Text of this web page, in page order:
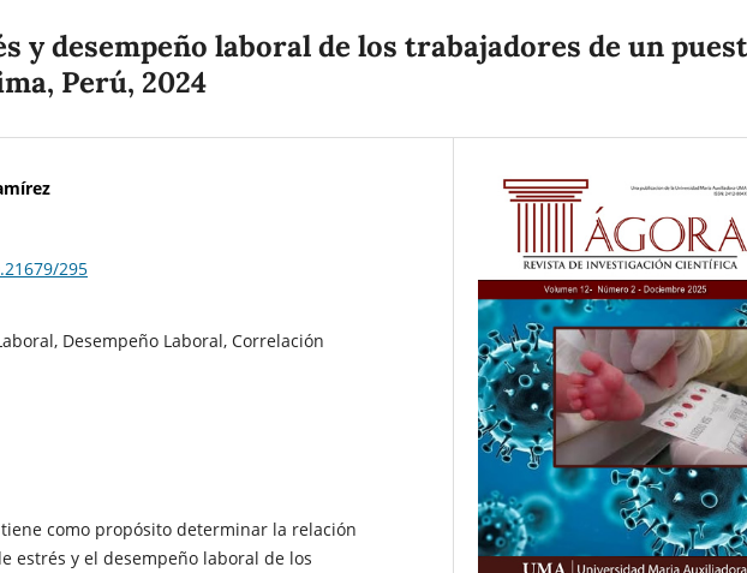
y desempeño laboral de los trabajadores de un
Perú, 2024
295
Desempeño Laboral, Correlación
como propósito determinar la relación
estrés y el desempeño laboral de los